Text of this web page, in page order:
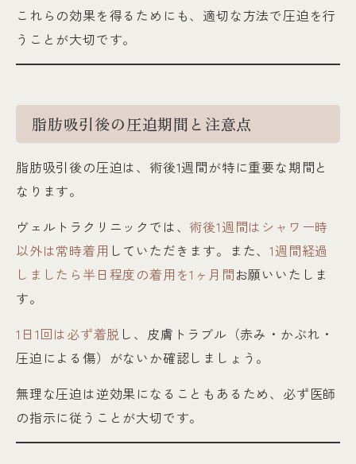
これらの効果を得るためにも、適切な方法で圧迫を行
うことが大切です。
脂肪吸引後の圧迫期間と注意点
脂肪吸引後の圧迫は、術後1週間が特に重要な期間と
なります。
ヴェルトラクリニックでは、 術後1週間はシャワー時
以外は常時着用 していただきます。また、1週間経過
しましたら半日程度の着用を1ヶ月間お願いいたしま
す。
1日1回は必ず着脱 し、皮膚トラブル（赤み・かぶれ・
圧迫による傷）がないか確認しましょう。
無理な圧迫は逆効果になることもあるため、必ず医師
の指示に従うことが大切です。